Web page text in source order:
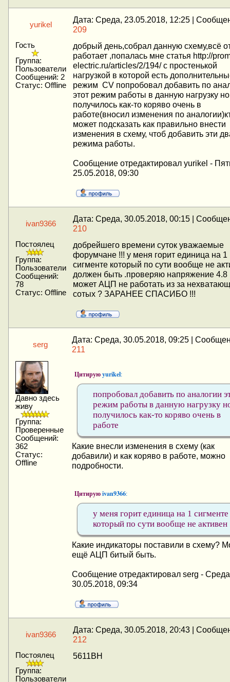
yurikel
Дата: Среда, 23.05.2018, 12:25 |
209
Гость
Группа:
Пользователи
Сообщений: 2
Статус: Offline
добрый день,собрал данную схему,всё
работает ,попалась мне статья http://
electric.ru/articles/2/194/ с простенькой
нагрузкой в которой есть
режим CV попробовал добавить по
этот режим работы в данную нагрузку но
получилось как-то коряво очень в
работе(вносил изменения по
может подсказать как правильно внести
изменения в схему, чтоб добавить эти
режима работы.
Сообщение отредактировал yurikel -
25.05.2018, 09:30
ivan9366
Дата: Среда, 30.05.2018, 00:15 |
210
Постоялец
Группа:
Пользователи
Сообщений:
78
Статус: Offline
добрейшего времени суток уважаемые
форумчане !!! у меня горит единица на 1
сигменте который по сути вообще не
должен быть .проверяю напряжение 4.8
может АЦП не работать из за
сотых ? ЗАРАНЕЕ СПАСИБО !!!
serg
Дата: Среда, 30.05.2018, 09:25 |
211
Давно здесь
живу
Группа:
Проверенные
Сообщений:
362
Статус:
Offline
Цитируюyurikel:
попробовал добавить по аналогии
режим работы в данную нагрузку
получилось как-то коряво очень в
работе
Какие внесли изменения в схему (как
добавили) и как коряво в работе, можно
подробности.
Цитируюivan9366:
у меня горит единица на 1 сигменте
который по сути вообще не активен
Какие индикаторы поставили в схему?
ещё АЦП битый быть.
Сообщение отредактировал serg -
30.05.2018, 09:34
ivan9366
Дата: Среда, 30.05.2018, 20:43 |
212
Постоялец
Группа:
Пользователи
5611ВН